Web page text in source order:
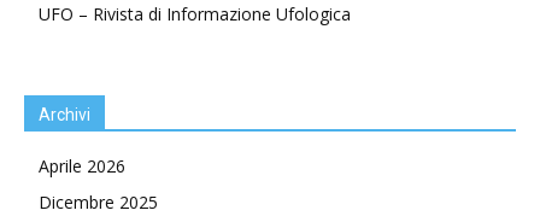
UFO – Rivista di Informazione Ufologica
Archivi
Aprile 2026
Dicembre 2025